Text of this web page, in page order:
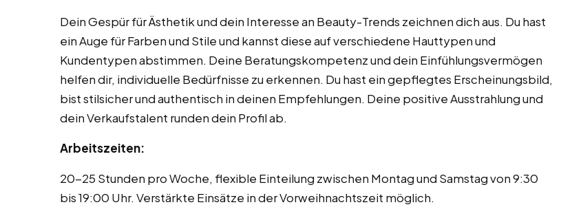
Dein Gespür für Ästhetik und dein Interesse an Beauty-Trends zeichnen dich aus. Du hast
ein Auge für Farben und Stile und kannst diese auf verschiedene Hauttypen und
Kundentypen abstimmen. Deine Beratungskompetenz und dein Einfühlungsvermögen
helfen dir, individuelle Bedürfnisse zu erkennen. Du hast ein gepflegtes Erscheinungsbild,
bist stilsicher und authentisch in deinen Empfehlungen. Deine positive Ausstrahlung und
dein Verkaufstalent runden dein Profil ab.
Arbeitszeiten:
20-25 Stunden pro Woche, flexible Einteilung zwischen Montag und Samstag von 9:30
bis 19:00 Uhr. Verstärkte Einsätze in der Vorweihnachtszeit möglich.